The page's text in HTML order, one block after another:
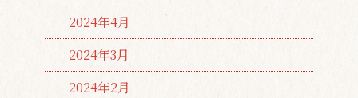
2024年4月
2024年3月
2024年2月